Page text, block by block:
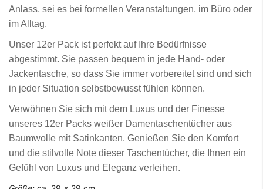
Anlass, sei es bei formellen Veranstaltungen, im Büro oder
im Alltag.
Unser 12er Pack ist perfekt auf Ihre Bedürfnisse
abgestimmt. Sie passen bequem in jede Hand- oder
Jackentasche, so dass Sie immer vorbereitet sind und sich
in jeder Situation selbstbewusst fühlen können.
Verwöhnen Sie sich mit dem Luxus und der Finesse
unseres 12er Packs weißer Damentaschentücher aus
Baumwolle mit Satinkanten. Genießen Sie den Komfort
und die stilvolle Note dieser Taschentücher, die Ihnen ein
Gefühl von Luxus und Eleganz verleihen.